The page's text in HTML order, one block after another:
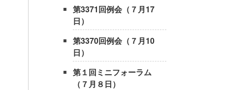
第3371回例会（７月17
日）
第3370回例会（７月10
日）
第１回ミニフォーラム
（７月８日）